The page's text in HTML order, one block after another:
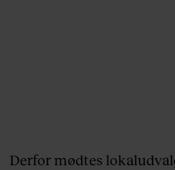
Derfor mødtes